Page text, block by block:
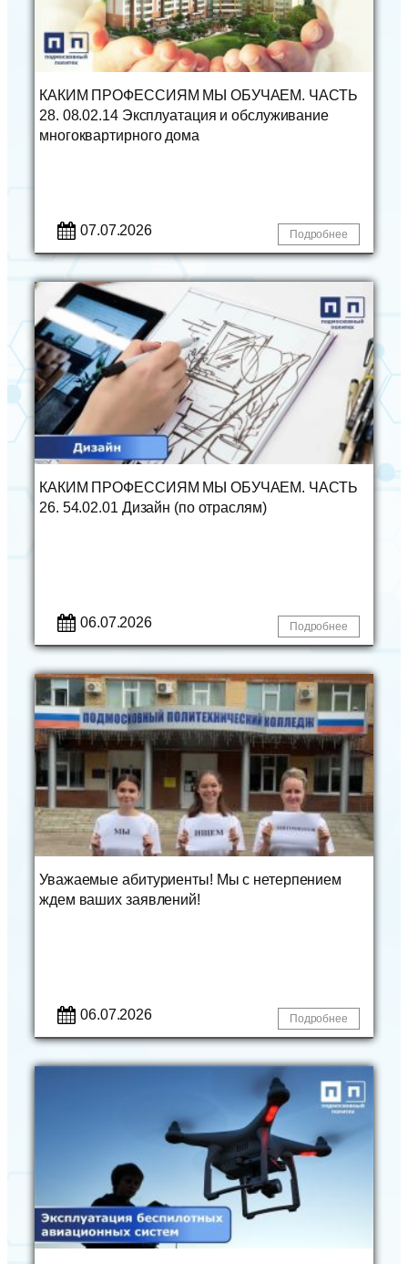
КАКИМ ПРОФЕССИЯМ МЫ ОБУЧАЕМ. ЧАСТЬ
28. 08.02.14 Эксплуатация и обслуживание
многоквартирного дома
07.07.2026 Подробнее
КАКИМ ПРОФЕССИЯМ МЫ ОБУЧАЕМ. ЧАСТЬ
26. 54.02.01 Дизайн (по отраслям)
06.07.2026 Подробнее
Уважаемые абитуриенты! Мы с нетерпением
ждем ваших заявлений!
06.07.2026 Подробнее